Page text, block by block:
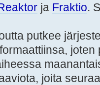
ja Fraktio.
putkee
joita